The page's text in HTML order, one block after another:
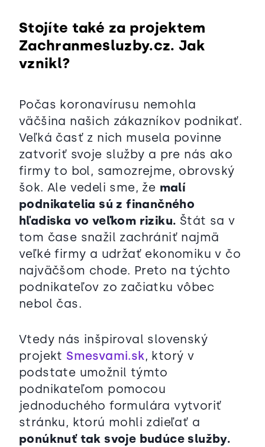
Stojíte také za projektem
Zachranmesluzby.cz. Jak
vznikl?
Počas koronavírusu nemohla
väčšina našich zákazníkov podnikať.
Veľká časť z nich musela povinne
zatvoriť svoje služby a pre nás ako
firmy to bol, samozrejme, obrovský
šok. Ale vedeli sme, že malí
podnikatelia sú z finančného
hľadiska vo veľkom riziku. Štát sa v
tom čase snažil zachrániť najmä
veľké firmy a udržať ekonomiku v čo
najväčšom chode. Preto na týchto
podnikateľov zo začiatku vôbec
nebol čas.
Vtedy nás inšpiroval slovenský
projekt Smesvami.sk, ktorý v
podstate umožnil týmto
podnikateľom pomocou
jednoduchého formulára vytvoriť
stránku, ktorú mohli zdieľať a
ponúknuť tak svoje budúce služby.